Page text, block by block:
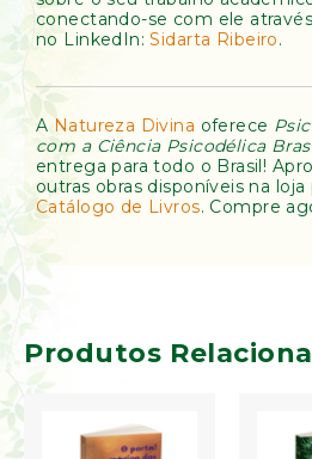
conectando-se com ele
no LinkedIn:Sidarta Ribeiro.
A Natureza Divina oferece
com a Ciência Psicodélica
entrega para todo o Brasil!
outras obras disponíveis na
Catálogo de Livros. Compre
Produtos